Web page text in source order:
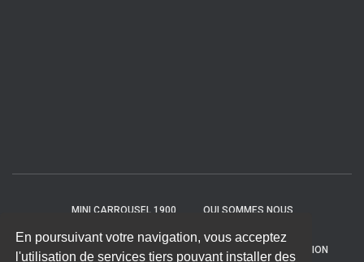
En poursuivant votre navigation, vous acceptez
l'utilisation de services tiers pouvant installer des
MINI CARROUSEL 1900 QUI SOMMES NOUS
LOUER POUR QUELLES OCCASIONS DEVIS & TARIFICATION